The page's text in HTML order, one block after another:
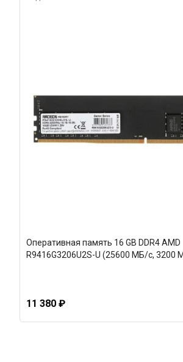
Оперативная память 16 GB DDR4 AMD
R9416G3206U2S-U (25600 МБ/с, 3200
11 380 ₽